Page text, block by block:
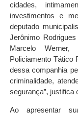
cidades,
investimentos e
deputado
Jerônimo
Marcelo
Policiamento Tático
dessa companhia
criminalidade,
segurança”, justifica
Ao apresentar